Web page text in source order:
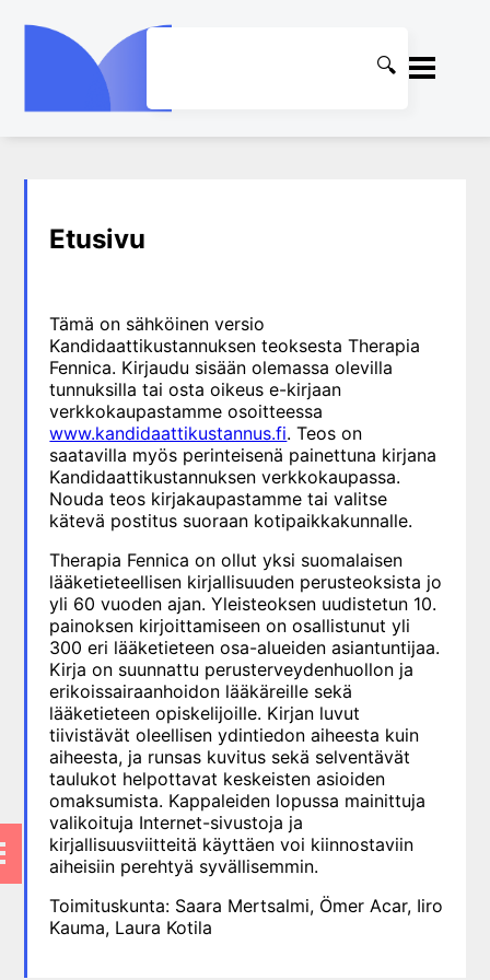
KIRJAUDU SISÄÄN
1. Ensihoito
2. Sydän- ja verisuonitaudit
4. Nefrologia
5. Urologia
6. Reumasairaudet
7. Fysiatria
8. Neurologia
9. Neurokirurgia
10. Silmätaudit
11. Suun ja leukojen sairaudet
12. Korva-, nenä- ja
kurkkutaudit
13. Ruoansulatuselinten
sairaudet
14. Endokrinologia
15. Veritaudit
16. Infektiotaudit
17. Matkailulääketiede
18. Iho- ja sukupuolitaudit
19. Naistentaudit, raskaus ja
synnytys
20. Perinnölliset sairaudet
21. Lastentaudit
Etusivu
Tämä on sähköinen versio
Kandidaattikustannuksen teoksesta Therapia
Fennica. Kirjaudu sisään olemassa olevilla
tunnuksilla tai osta oikeus e-kirjaan
verkkokaupastamme osoitteessa
www.kandidaattikustannus.fi. Teos on
saatavilla myös perinteisenä painettuna kirjana
Kandidaattikustannuksen verkkokaupassa.
Nouda teos kirjakaupastamme tai valitse
kätevä postitus suoraan kotipaikkakunnalle.
Therapia Fennica on ollut yksi suomalaisen
lääketieteellisen kirjallisuuden perusteoksista jo
yli 60 vuoden ajan. Yleisteoksen uudistetun 10.
painoksen kirjoittamiseen on osallistunut yli
300 eri lääketieteen osa-alueiden asiantuntijaa.
Kirja on suunnattu perusterveydenhuollon ja
erikoissairaanhoidon lääkäreille sekä
lääketieteen opiskelijoille. Kirjan luvut
tiivistävät oleellisen ydintiedon aiheesta kuin
aiheesta, ja runsas kuvitus sekä selventävät
taulukot helpottavat keskeisten asioiden
omaksumista. Kappaleiden lopussa mainittuja
valikoituja Internet-sivustoja ja
kirjallisuusviitteitä käyttäen voi kiinnostaviin
aiheisiin perehtyä syvällisemmin.
Toimituskunta: Saara Mertsalmi, Ömer Acar, Iiro
Kauma, Laura Kotila